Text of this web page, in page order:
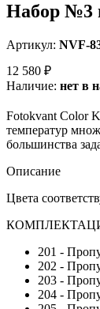
Набор №3
Артикул: NVF-
12 580 ₽
Наличие: нет в
Fotokvant Color
температур
большинства
Описание
Цвета
201 -
202 -
203 -
204 -